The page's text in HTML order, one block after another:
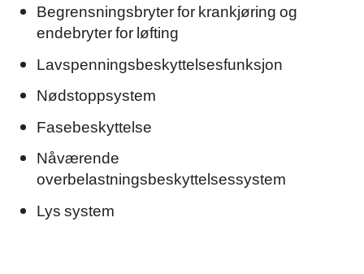
Begrensningsbryter for krankjøring og
endebryter for løfting
Lavspenningsbeskyttelsesfunksjon
Nødstoppsystem
Fasebeskyttelse
Nåværende
overbelastningsbeskyttelsessystem
Lys system